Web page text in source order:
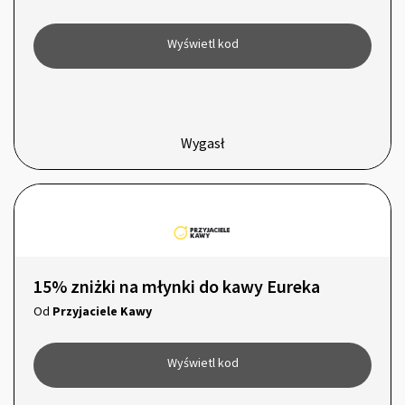
Wyświetl kod
Wygasł
15% zniżki na młynki do kawy Eureka
Od Przyjaciele Kawy
Wyświetl kod